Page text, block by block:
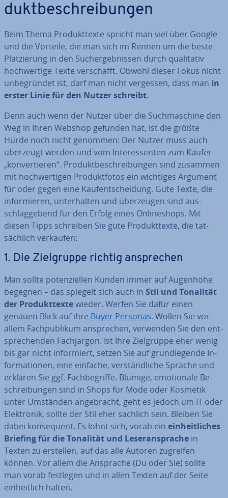
dukt­be­schrei­bun­gen
Beim Thema Pro­dukt­tex­te spricht man viel über Google
und die Vorteile, die man sich im Rennen um die beste
Plat­zie­rung in den Such­ergeb­nis­sen durch qua­li­ta­tiv
hoch­wer­ti­ge Texte ver­schafft. Obwohl dieser Fokus nicht
un­be­grün­det ist, darf man nicht vergessen, dass man in
erster Linie für den Nutzer schreibt.
Denn auch wenn der Nutzer über die Such­ma­schi­ne den
Weg in Ihren Webshop gefunden hat, ist die größte
Hürde noch nicht genommen: Der Nutzer muss auch
überzeugt werden und vom In­ter­es­sen­ten zum Käufer
„kon­ver­tie­ren“. Pro­dukt­be­schrei­bun­gen sind zusammen
mit hoch­wer­ti­gen Pro­dukt­fo­tos ein wichtiges Argument
für oder gegen eine Kauf­ent­schei­dung. Gute Texte, die
in­for­mie­ren, un­ter­hal­ten und über­zeu­gen sind aus­
schlag­ge­bend für den Erfolg eines On­line­shops. Mit
diesen Tipps schreiben Sie gute Pro­dukt­tex­te, die tat­
säch­lich verkaufen:
1. Die Ziel­grup­pe richtig an­spre­chen
Man sollte po­ten­zi­el­len Kunden immer auf Augenhöhe
begegnen – das spiegelt sich auch in Stil und Tonalität
der Pro­dukt­tex­tewieder. Werfen Sie dafür einen
genauen Blick auf ihre Buyer Personas. Wollen Sie vor
allem Fach­pu­bli­kum an­spre­chen, verwenden Sie den ent­
spre­chen­den Fach­jar­gon. Ist Ihre Ziel­grup­pe eher wenig
bis gar nicht in­for­miert, setzen Sie auf grund­le­gen­de In­
for­ma­tio­nen, eine einfache, ver­ständ­li­che Sprache und
erklären Sie ggf. Fach­be­grif­fe. Blumige, emo­tio­na­le Be­
schrei­bun­gen sind in Shops für Mode oder Kosmetik
unter Umständen an­ge­bracht, geht es jedoch um IT oder
Elek­tro­nik, sollte der Stil eher sachlich sein. Bleiben Sie
dabei kon­se­quent. Es lohnt sich, vorab ein ein­heit­li­ches
Briefing für die Tonalität und Le­ser­an­spra­che in
Texten zu erstellen, auf das alle Autoren zugreifen
können. Vor allem die Ansprache (Du oder Sie) sollte
man vorab festlegen und in allen Texten auf der Seite
ein­heit­lich halten.